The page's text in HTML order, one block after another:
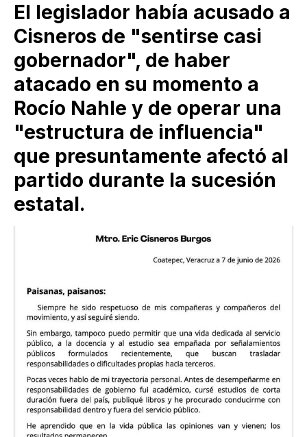
El legislador había acusado a
Cisneros de "sentirse casi
gobernador", de haber
atacado en su momento a
Rocío Nahle y de operar una
"estructura de influencia"
que presuntamente afectó al
partido durante la sucesión
estatal.